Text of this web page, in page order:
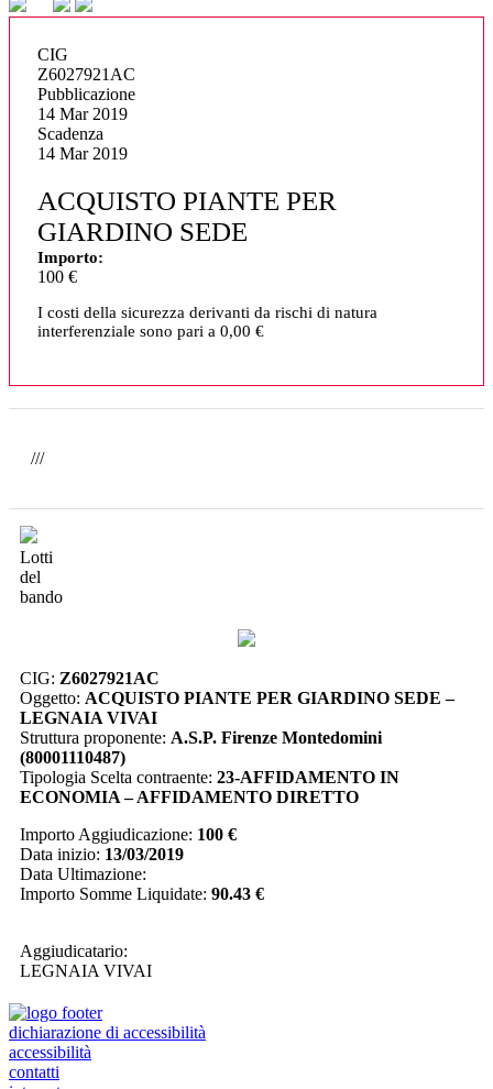
CIG
Z6027921AC
Pubblicazione
14 Mar 2019
Scadenza
14 Mar 2019
ACQUISTO PIANTE PER
GIARDINO SEDE
Importo:
100 €
I costi della sicurezza derivanti da rischi di natura
interferenziale sono pari a 0,00 €
///
Lotti
del
bando
CIG: Z6027921AC
Oggetto: ACQUISTO PIANTE PER GIARDINO SEDE –
LEGNAIA VIVAI
Struttura proponente: A.S.P. Firenze Montedomini
(80001110487)
Tipologia Scelta contraente: 23-AFFIDAMENTO IN
ECONOMIA – AFFIDAMENTO DIRETTO
Importo Aggiudicazione: 100 €
Data inizio: 13/03/2019
Data Ultimazione:
Importo Somme Liquidate: 90.43 €
Aggiudicatario:
LEGNAIA VIVAI
dichiarazione di accessibilità
accessibilità
contatti